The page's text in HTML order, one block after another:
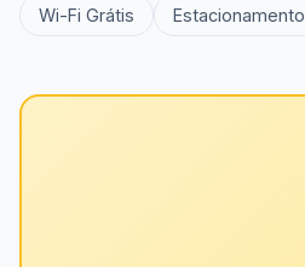
Wi-Fi Grátis Estacionamento